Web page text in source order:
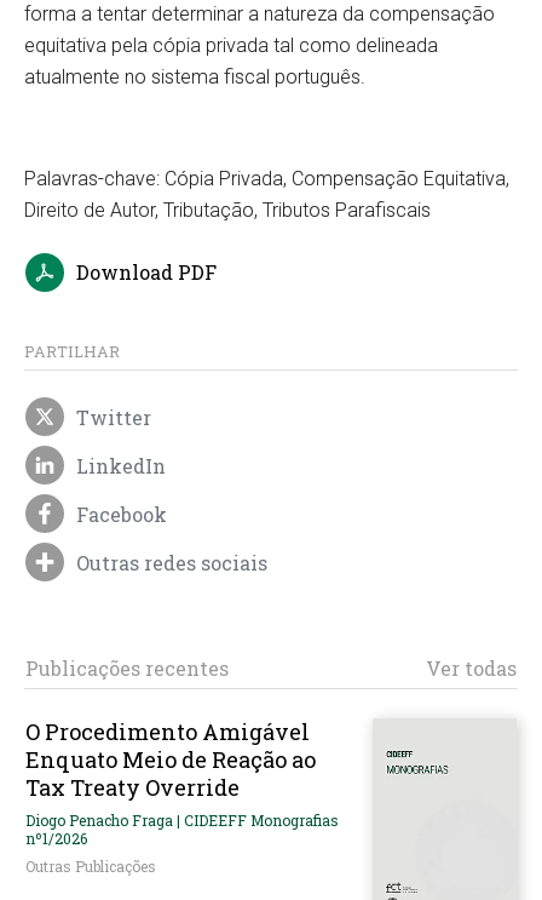
forma a tentar determinar a natureza da compensação
equitativa pela cópia privada tal como delineada
atualmente no sistema fiscal português.
Palavras-chave: Cópia Privada, Compensação Equitativa,
Direito de Autor, Tributação, Tributos Parafiscais
Download PDF
PARTILHAR
Twitter
LinkedIn
Facebook
Outras redes sociais
Publicações recentes Ver todas
O Procedimento Amigável
Enquato Meio de Reação ao
Tax Treaty Override
Diogo Penacho Fraga | CIDEEFF Monografias
nº1/2026
Outras Publicações